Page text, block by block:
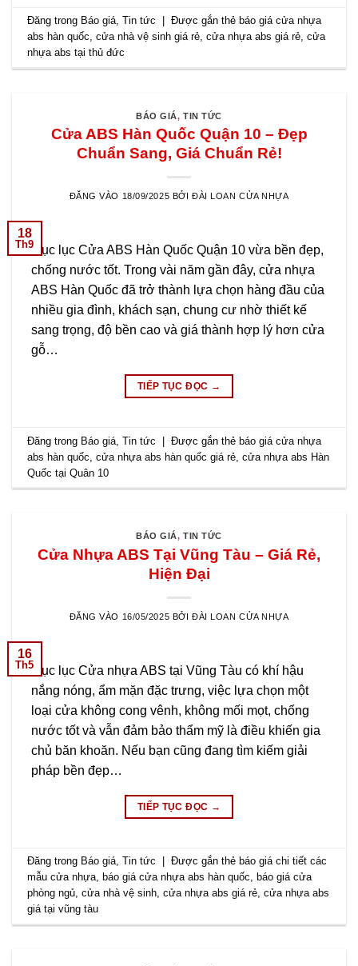
Đăng trong Báo giá ,Tin tức Được gắn thẻ báo giá cửa nhựa
abs hàn quốc ,cửa nhà vệ sinh giá rẻ ,cửa nhựa abs giá rẻ ,cửa
nhựa abs tại thủ đức
BÁO GIÁ,TIN TỨC
Cửa ABS Hàn Quốc Quận 10 – Đẹp
Chuẩn Sang, Giá Chuẩn Rẻ!
ĐĂNG VÀO 18/09/2025 BỞI ĐÀI LOAN CỬA NHỰA
18
Th9Mục lục Cửa ABS Hàn Quốc Quận 10 vừa bền đẹp,
chống nước tốt. Trong vài năm gần đây, cửa nhựa
ABS Hàn Quốc đã trở thành lựa chọn hàng đầu của
nhiều gia đình, khách sạn, chung cư nhờ thiết kế
sang trọng, độ bền cao và giá thành hợp lý hơn cửa
gỗ…
TIẾP TỤC ĐỌC →
Đăng trong Báo giá ,Tin tức | Được gắn thẻbáo giá cửa nhựa
abs hàn quốc ,cửa nhựa abs hàn quốc giá rẻ ,cửa nhựa abs Hàn
Quốc tại Quân 10
BÁO GIÁ,TIN TỨC
Cửa Nhựa ABS Tại Vũng Tàu – Giá Rẻ,
Hiện Đại
ĐĂNG VÀO 16/05/2025 BỞI ĐÀI LOAN CỬA NHỰA
16
Th5Mục lục Cửa nhựa ABS tại Vũng Tàu có khí hậu
nắng nóng, ẩm mặn đặc trưng, việc lựa chọn một
loại cửa không cong vênh, không mối mọt, chống
nước tốt và vẫn đảm bảo thẩm mỹ là điều khiến gia
chủ băn khoăn. Nếu bạn cũng đang tìm kiếm giải
pháp bền đẹp…
TIẾP TỤC ĐỌC →
Đăng trong Báo giá,Tin tức Được gắn thẻ báo giá chi tiết các
mẫu cửa nhựa, báo giá cửa nhựa abs hàn quốc, báo giá cửa
phòng ngủ,cửa nhà vệ sinh,cửa nhựa abs giá rẻ,cửa nhựa abs
giá tại vũng tàu